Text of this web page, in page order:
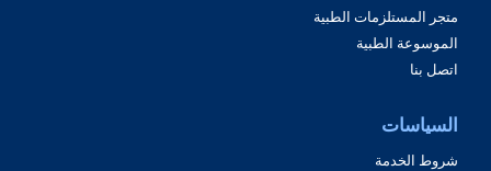
متجر المستلزمات الطبية
الموسوعة الطبية
اتصل بنا
السياسات
شروط الخدمة